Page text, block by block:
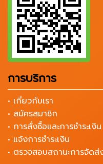
การบริการ
• เกี่ยวกับเรา
• สมัครสมาชิก
• การสั่งซื้อและการชำระเงิน
• แจ้งการชำระเงิน
• ตรวจสอบสถานะการจัดส่